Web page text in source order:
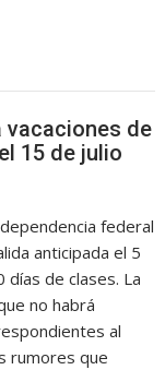
vacaciones de
15 de julio
federal
anticipada el 5
de clases. La
no habrá
al
rumores que